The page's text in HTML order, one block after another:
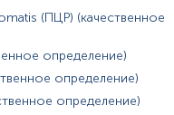
(ПЦР) (качественное
определение)
определение)
определение)